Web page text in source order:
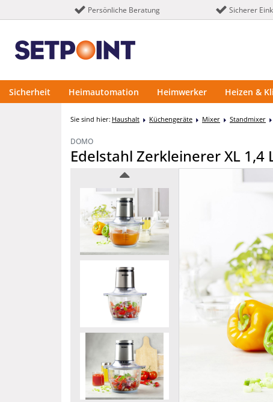
Persönliche Beratung Sicherer
Sicherheit Heimautomation Heimwerker Heizen &
Sie sind hier: Haushalt Küchengeräte Mixer Standmixer
DOMO
Edelstahl Zerkleinerer XL